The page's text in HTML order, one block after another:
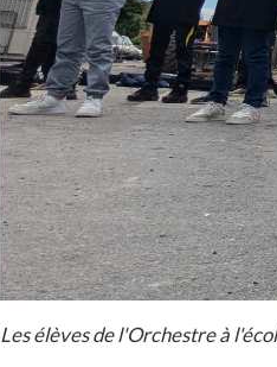
Les élèves de l'Orchestre à